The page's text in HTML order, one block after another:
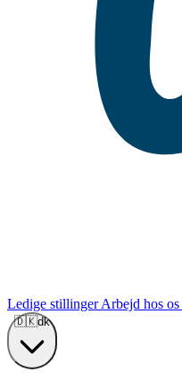
Ledige stillingerArbejd hos os
🇩🇰dk